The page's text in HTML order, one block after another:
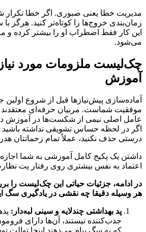
مدیریت خطا یعنی صبوری. اگر خطا تکرار
زمان‌بندی خروج‌ها را کوتاه‌تر کنید. هرگز با
این کار فقط اضطراب او را بیشتر کرده و
می‌شود.
چک‌لیست ملزومات مورد
آموزش
آماده‌سازی پیش‌نیازها قبل از شروع اولین
موفقیت شماست. مربیان حرفه‌ای معتقدند
عامل اصلی نیمی از شکست‌ها در آموزش
اگر در لحظه حساس تشویقی نداشته باشید
درستی حذف نکنید، عملاً تمام زحماتتان
داشتن یک پکیج کامل آموزشی به شما
اعتماد به نفس بیشتری روی رفتار پت
در ادامه، جزئیات حیاتی این چک‌لیست را
هر وسیله دقیقا چه نقشی در یادگیری سگ
پد بهداشتی چندلایه و سینی لبه‌دار:
جذب‌کننده نیستند، آن‌ها دارای